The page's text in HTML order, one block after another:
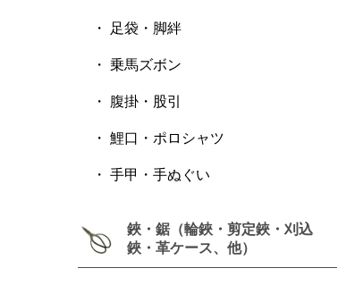
足袋・脚絆
乗馬ズボン
腹掛・股引
鯉口・ポロシャツ
手甲・手ぬぐい
鋏・鋸（輪鋏・剪定鋏・刈込
鋏・革ケース、他）